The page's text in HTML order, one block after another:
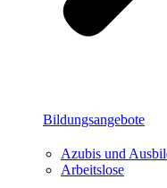
Bildungsangebote
Azubis und
Arbeitslose